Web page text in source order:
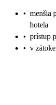
• menšia
hotela
• prístup
• v